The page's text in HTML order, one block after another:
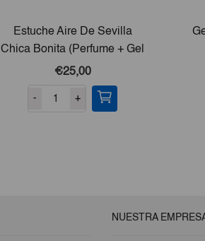
Estuche Aire De Sevilla
Chica Bonita (Perfume + Gel
+ Crema)
€25,00
- +
NUESTRA